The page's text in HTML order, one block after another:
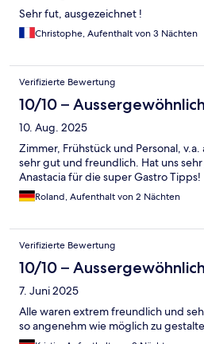
Sehr fut, ausgezeichnet !
Christophe, Aufenthalt von 3 Nächten
Verifizierte Bewertung
10/10 – Aussergewöhnlich
10. Aug. 2025
Zimmer, Frühstück und Personal,
sehr gut und freundlich. Hat uns
Anastacia für die super Gastro Tipps!
Roland, Aufenthalt von 2 Nächten
Verifizierte Bewertung
10/10 – Aussergewöhnlich
7. Juni 2025
Alle waren extrem freundlich und
so angenehm wie möglich zu